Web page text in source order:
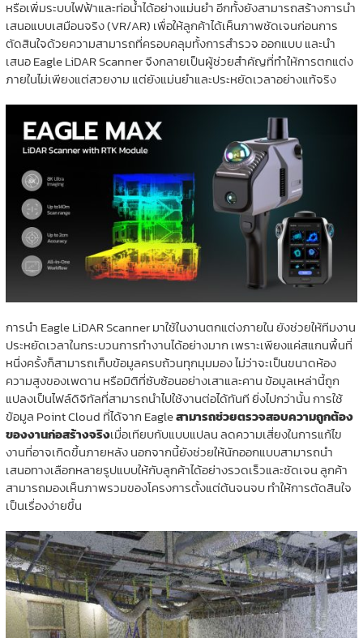
หรือเพิ่มระบบไฟฟ้าและท่อน้ำได้อย่างแม่นยำ อีกทั้งยังสามารถสร้างการนำ
เสนอแบบเสมือนจริง (VR/AR) เพื่อให้ลูกค้าได้เห็นภาพชัดเจนก่อนการ
ตัดสินใจด้วยความสามารถที่ครอบคลุมทั้งการสำรวจ ออกแบบ และนำ
เสนอ Eagle LiDAR Scanner จึงกลายเป็นผู้ช่วยสำคัญที่ทำให้การตกแต่ง
ภายในไม่เพียงแต่สวยงาม แต่ยังแม่นยำและประหยัดเวลาอย่างแท้จริง
การนำ Eagle LiDAR Scanner มาใช้ในงานตกแต่งภายใน ยังช่วยให้ทีมงาน
ประหยัดเวลาในกระบวนการทำงานได้อย่างมาก เพราะเพียงแค่สแกนพื้นที่
หนึ่งครั้งก็สามารถเก็บข้อมูลครบถ้วนทุกมุมมอง ไม่ว่าจะเป็นขนาดห้อง
ความสูงของเพดาน หรือมิติที่ซับซ้อนอย่างเสาและคาน ข้อมูลเหล่านี้ถูก
แปลงเป็นไฟล์ดิจิทัลที่สามารถนำไปใช้งานต่อได้ทันที ยิ่งไปกว่านั้น การใช้
ข้อมูล Point Cloud ที่ได้จาก Eagleสามารถช่วยตรวจสอบความถูกต้อง
ของงานก่อสร้างจริงเมื่อเทียบกับแบบแปลน ลดความเสี่ยงในการแก้ไข
งานที่อาจเกิดขึ้นภายหลัง นอกจากนี้ยังช่วยให้นักออกแบบสามารถนำ
เสนอทางเลือกหลายรูปแบบให้กับลูกค้าได้อย่างรวดเร็วและชัดเจน ลูกค้า
สามารถมองเห็นภาพรวมของโครงการตั้งแต่ต้นจนจบ ทำให้การตัดสินใจ
เป็นเรื่องง่ายขึ้น